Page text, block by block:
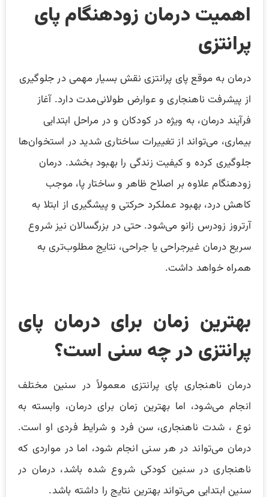
اهمیت درمان زودهنگام پای
پرانتزی
درمان به موقع پای پرانتزی نقش بسیار مهمی در جلوگیری
از پیشرفت ناهنجاری و عوارض طولانی‌مدت دارد. آغاز
فرآیند درمان، به ویژه در کودکان و در مراحل ابتدایی
بیماری، می‌تواند از تغییرات ساختاری شدید در استخوان‌ها
جلوگیری کرده و کیفیت زندگی را بهبود بخشد. درمان
زودهنگام علاوه بر اصلاح ظاهر و ساختار پا، موجب
کاهش درد، بهبود عملکرد حرکتی و پیشگیری از ابتلا به
آرتروز زودرس زانو می‌شود. حتی در بزرگسالان نیز شروع
سریع درمان غیرجراحی یا جراحی، نتایج مطلوب‌تری به
همراه خواهد داشت.
بهترین زمان برای درمان پای
پرانتزی در چه سنی است؟
درمان ناهنجاری پای پرانتزی معمولاً در سنین مختلف
انجام می‌شود، اما بهترین زمان برای درمان، وابسته به
نوع ، شدت ناهنجاری، سن فرد و شرایط فردی او است.
درمان می‌تواند در هر سنی انجام شود، اما در مواردی که
ناهنجاری در سنین کودکی شروع شده باشد، درمان در
سنین ابتدایی می‌تواند بهترین نتایج را داشته باشد.